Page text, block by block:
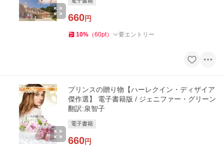
660円
10% （60pt） 要エントリー
プリンスの贈り物【ハーレクイン・ディザイア
傑作選】 電子書籍版 / ジェニファー・グリーン
翻訳:泉智子
電子書籍
660円